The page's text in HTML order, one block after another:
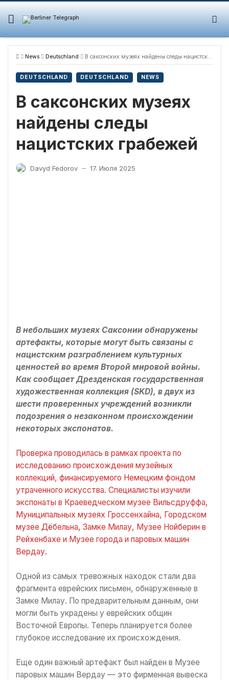
Skip
content
News Deutschland В саксонских музеях найдены следы нацистских грабежей
DEUTSCHLAND DEUTSCHLAND NEWS
В саксонских музеях
найдены следы
нацистских грабежей
Davyd Fedorov — 17. Июля 2025
В небольших музеях Саксонии обнаружены
артефакты, которые могут быть связаны с
нацистским разграблением культурных
ценностей во время Второй мировой войны.
Как сообщает Дрезденская государственная
художественная коллекция (SKD), в двух из
шести проверенных учреждений возникли
подозрения о незаконном происхождении
некоторых экспонатов.
Проверка проводилась в рамках проекта по
исследованию происхождения музейных
коллекций, финансируемого Немецким фондом
утраченного искусства. Специалисты изучили
экспонаты в Краеведческом музее Вильсдруффа,
Муниципальных музеях Гроссенхайна, Городском
музее Дёбельна, Замке Милау, Музее Нойберин в
Рейхенбахе и Музее города и паровых машин
Вердау.
Одной из самых тревожных находок стали два
фрагмента еврейских письмен, обнаруженные в
Замке Милау. По предварительным данным, они
могли быть украдены у еврейских общин
Восточной Европы. Теперь планируется более
глубокое исследование их происхождения.
Еще один важный артефакт был найден в Музее
паровых машин Вердау — это фирменная вывеска